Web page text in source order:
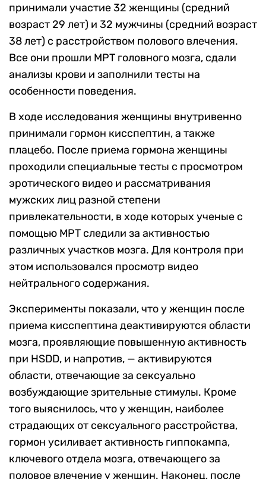
принимали участие 32 женщины (средний
возраст 29 лет) и 32 мужчины (средний возраст
38 лет) с расстройством полового влечения.
Все они прошли МРТ головного мозга, сдали
анализы крови и заполнили тесты на
особенности поведения.
В ходе исследования женщины внутривенно
принимали гормон кисспептин, а также
плацебо. После приема гормона женщины
проходили специальные тесты с просмотром
эротического видео и рассматривания
мужских лиц разной степени
привлекательности, в ходе которых ученые с
помощью МРТ следили за активностью
различных участков мозга. Для контроля при
этом использовался просмотр видео
нейтрального содержания.
Эксперименты показали, что у женщин после
приема кисспептина деактивируются области
мозга, проявляющие повышенную активность
при HSDD, и напротив, — активируются
области, отвечающие за сексуально
возбуждающие зрительные стимулы. Кроме
того выяснилось, чтоуженщин, наиболее
страдающих от сексуального расстройства,
гормон усиливает активность гиппокампа,
ключевого отдела мозга, отвечающего за
половое влечение у женщин. Наконец, после